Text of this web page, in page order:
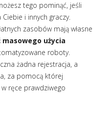
tego pominąć, jeśli
Ciebie i innych graczy.
zasobów mają własne
masowego użycia
roboty.
żadna rejestracja, a
za pomocą której
ręce prawdziwego